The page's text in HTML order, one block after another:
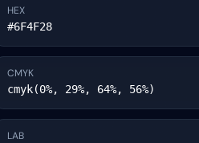
HEX
#6F4F28
CMYK
cmyk(0%, 29%, 64%, 56%)
LAB